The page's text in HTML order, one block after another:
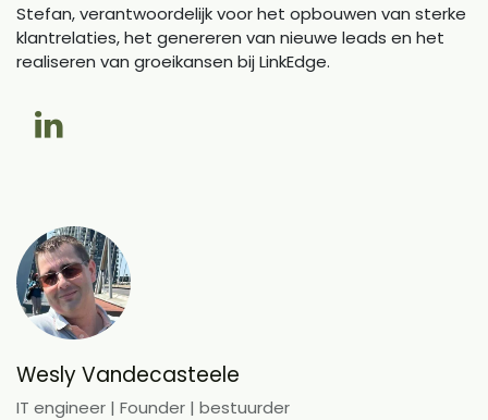
Stefan, verantwoordelijk voor het opbouwen van sterke
klantrelaties, het genereren van nieuwe leads en het
realiseren van groeikansen bij LinkEdge.
Wesly Vandecasteele
IT engineer | Founder | bestuurder